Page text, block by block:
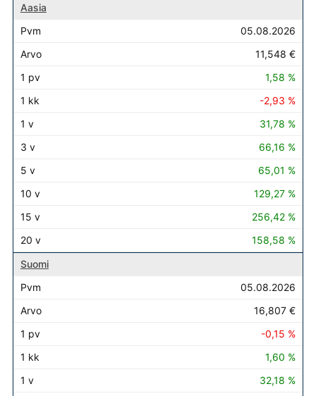
Aasia
05.08.2026
11,548 €
1,58 %
-2,93 %
31,78 %
66,16 %
65,01 %
129,27 %
256,42 %
158,58 %
Suomi
05.08.2026
16,807 €
-0,15 %
1,60 %
32,18 %